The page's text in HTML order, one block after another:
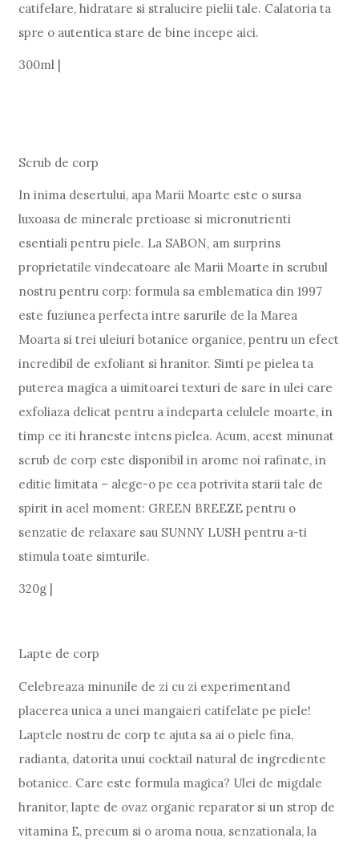
catifelare, hidratare si stralucire pielii tale. Calatoria ta
spre o autentica stare de bine incepe aici.
300ml |
Scrub de corp
In inima desertului, apa Marii Moarte este o sursa
luxoasa de minerale pretioase si micronutrienti
esentiali pentru piele. La SABON, am surprins
proprietatile vindecatoare ale Marii Moarte in scrubul
nostru pentru corp: formula sa emblematica din 1997
este fuziunea perfecta intre sarurile de la Marea
Moarta si trei uleiuri botanice organice, pentru un efect
incredibil de exfoliant si hranitor. Simti pe pielea ta
puterea magica a uimitoarei texturi de sare in ulei care
exfoliaza delicat pentru a indeparta celulele moarte, in
timp ce iti hraneste intens pielea. Acum, acest minunat
scrub de corp este disponibil in arome noi rafinate, in
editie limitata – alege-o pe cea potrivita starii tale de
spirit in acel moment: GREEN BREEZE pentru o
senzatie de relaxare sau SUNNY LUSH pentru a-ti
stimula toate simturile.
320g |
Lapte de corp
Celebreaza minunile de zi cu zi experimentand
placerea unica a unei mangaieri catifelate pe piele!
Laptele nostru de corp te ajuta sa ai o piele fina,
radianta, datorita unui cocktail natural de ingrediente
botanice. Care este formula magica? Ulei de migdale
hranitor, lapte de ovaz organic reparator si un strop de
vitamina E, precum si o aroma noua, senzationala, la